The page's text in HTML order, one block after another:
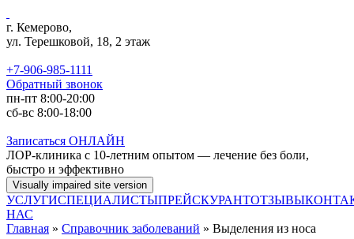
г. Кемерово,
ул. Терешковой, 18, 2 этаж
+7-906-985-1111
Обратный звонок
пн-пт 8:00-20:00
сб-вс 8:00-18:00
Записаться ОНЛАЙН
ЛОР-клиника с 10-летним опытом — лечение без боли,
быстро и эффективно
УСЛУГИСПЕЦИАЛИСТЫПРЕЙСКУРАНТОТЗЫВЫ
НАС
Главная » Справочник заболеваний » Выделения из носа